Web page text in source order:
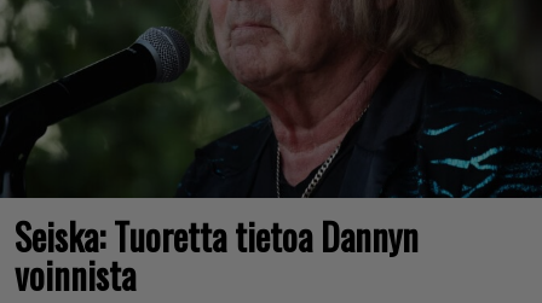
Seiska: Tuoretta tietoa Dannyn
voinnista